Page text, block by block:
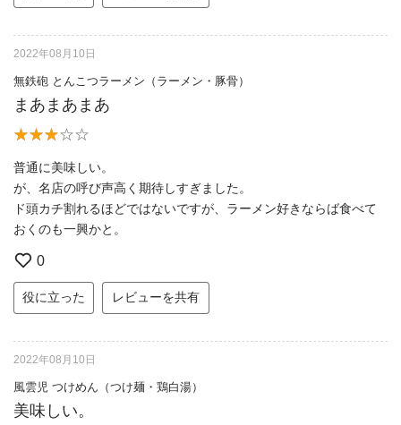
2022年08月10日
無鉄砲 とんこつラーメン（ラーメン・豚骨）
まあまあまあ
普通に美味しい。
が、名店の呼び声高く期待しすぎました。
ド頭カチ割れるほどではないですが、ラーメン好きならば食べて
おくのも一興かと。
0
役に立った レビューを共有
2022年08月10日
風雲児 つけめん（つけ麺・鶏白湯）
美味しい。